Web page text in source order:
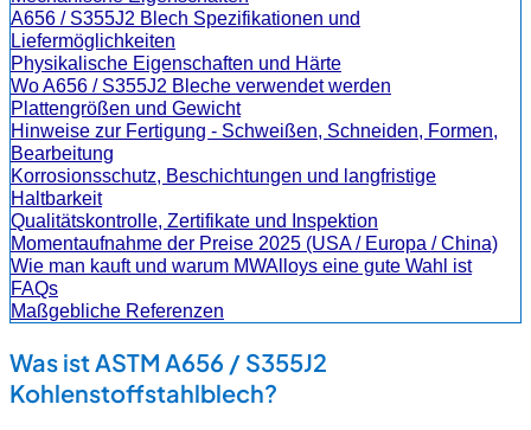
A656 / S355J2 Blech Spezifikationen und
Liefermöglichkeiten
Physikalische Eigenschaften und Härte
Wo A656 / S355J2 Bleche verwendet werden
Plattengrößen und Gewicht
Hinweise zur Fertigung - Schweißen, Schneiden, Formen,
Bearbeitung
Korrosionsschutz, Beschichtungen und langfristige
Haltbarkeit
Qualitätskontrolle, Zertifikate und Inspektion
Momentaufnahme der Preise 2025 (USA / Europa / China)
Wie man kauft und warum MWAlloys eine gute Wahl ist
FAQs
Maßgebliche Referenzen
Was ist ASTM A656 / S355J2
Kohlenstoffstahlblech?